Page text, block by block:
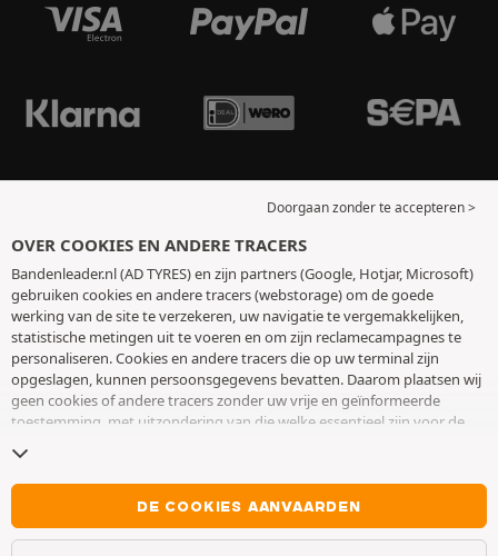
Doorgaan zonder te accepteren >
OVER COOKIES EN ANDERE TRACERS
Bandenleader.nl (AD TYRES) en zijn partners (Google, Hotjar, Microsoft)
gebruiken cookies en andere tracers (webstorage) om de goede
werking van de site te verzekeren, uw navigatie te vergemakkelijken,
statistische metingen uit te voeren en om zijn reclamecampagnes te
personaliseren. Cookies en andere tracers die op uw terminal zijn
opgeslagen, kunnen persoonsgegevens bevatten. Daarom plaatsen wij
geen cookies of andere tracers zonder uw vrije en geïnformeerde
toestemming, met uitzondering van die welke essentieel zijn voor de
toestemming op elk moment intrekken door naar de pagina over
cookies en andere tracerste gaan. U kunt ervoor kiezen om verder te
surfen zonder het deponeren van cookies of andere tracers te
aanvaarden. Weigering verhindert de toegang tot diensten niet AD
TYRES. Voor meer informatie,
DE COOKIES AANVAARDEN